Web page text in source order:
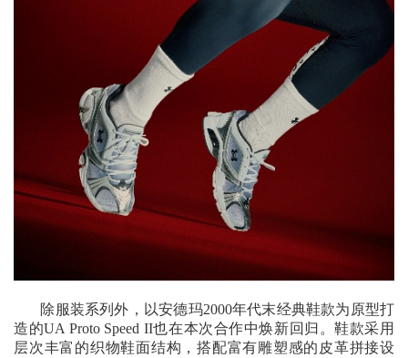
除服装系列外，以安德玛2000年代末经典鞋款为原型打
造的UA Proto Speed II也在本次合作中焕新回归。鞋款采用
层次丰富的织物鞋面结构，搭配富有雕塑感的皮革拼接设